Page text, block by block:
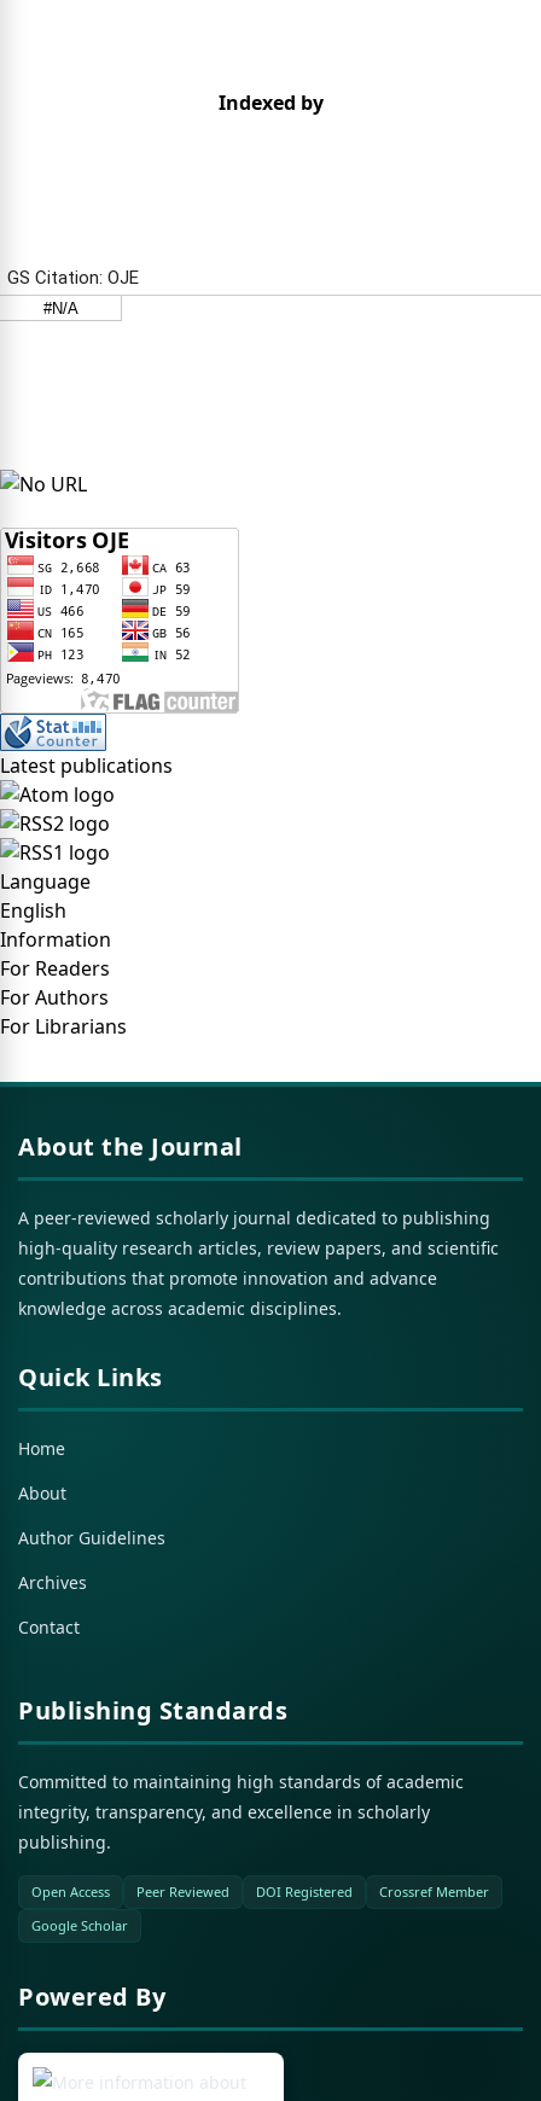
Indexed by
Latest publications
Language
English
Information
For Readers
For Authors
For Librarians
About the Journal
A peer-reviewed scholarly journal dedicated to publishing
high-quality research articles, review papers, and scientific
contributions that promote innovation and advance
knowledge across academic disciplines.
Quick Links
Home
About
Author Guidelines
Archives
Contact
Publishing Standards
Committed to maintaining high standards of academic
integrity, transparency, and excellence in scholarly
publishing.
Open Access Peer Reviewed DOI Registered
Crossref Member
Google Scholar
Powered By